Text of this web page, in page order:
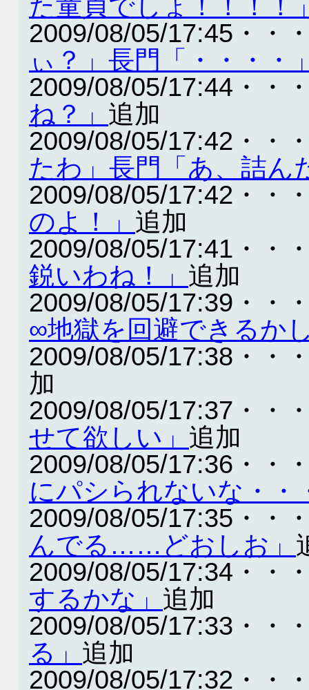
た童貞でしょ！！！！
2009/08/05/17:45・・
ぃ？」長門「・・・・
2009/08/05/17:44・・
ね？」 追加
2009/08/05/17:42・・
たわ」長門「あ、詰ん
2009/08/05/17:42・・
のよ！」 追加
2009/08/05/17:41・・
鋭いわね！」 追加
2009/08/05/17:39・・
∞地獄を回避できるか
2009/08/05/17:38・・
加
2009/08/05/17:37・・
せて欲しい」 追加
2009/08/05/17:36・・
にパシられないな・・
2009/08/05/17:35・・
んでる……どおしお」
2009/08/05/17:34・・
するかな」 追加
2009/08/05/17:33・・
る」 追加
2009/08/05/17:32・・